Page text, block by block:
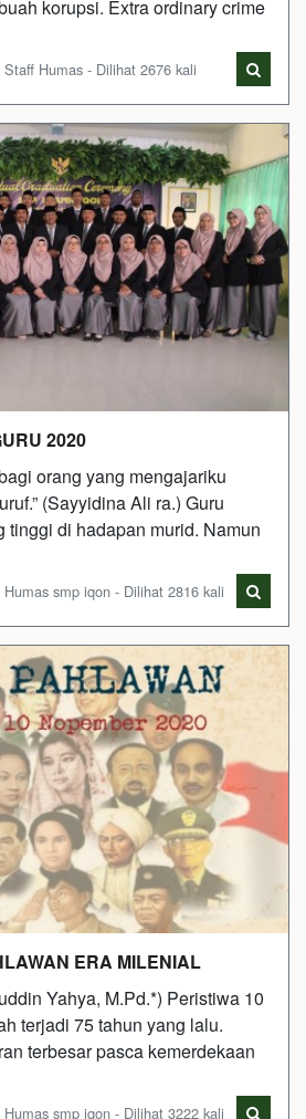
korupsi. Extra ordinary crime
Humas - Dilihat 2676 kali
2020
orang yang mengajariku
(Sayyidina Ali ra.) Guru
tinggi di hadapan murid. Namun
smp iqon - Dilihat 2816 kali
ERA MILENIAL
Yahya, M.Pd.*) Peristiwa 10
terjadi 75 tahun yang lalu.
terbesar pasca kemerdekaan
smp iqon - Dilihat 3222 kali